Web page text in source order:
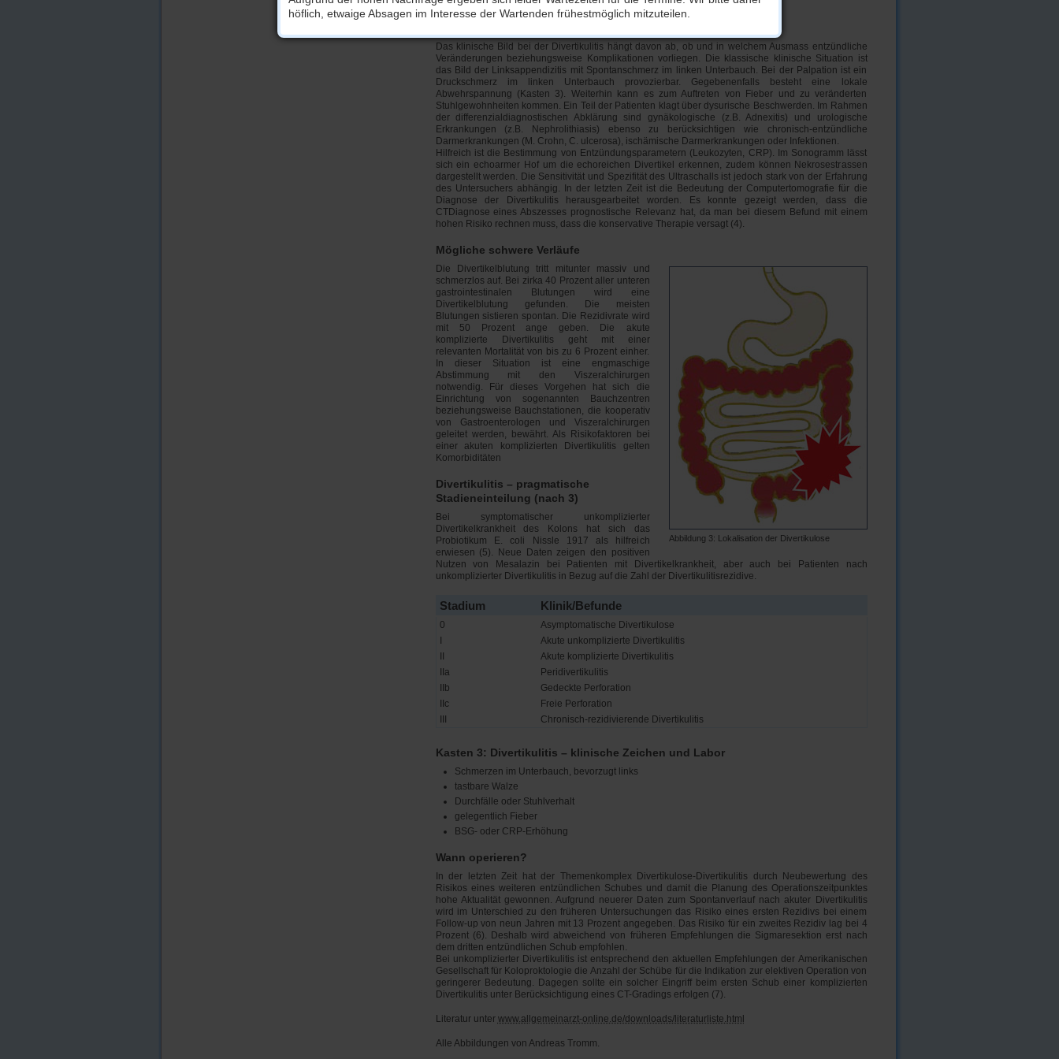
Das klinische Bild bei der Divertikulitis hängt davon ab, ob und in welchem Ausmass entzündliche
Veränderungen beziehungsweise Komplikationen vorliegen. Die klassische klinische Situation ist
das Bild der Linksappendizitis mit Spontanschmerz im linken Unterbauch. Bei der Palpation ist ein
Druckschmerz im linken Unterbauch provozierbar. Gegebenenfalls besteht eine lokale
Abwehrspannung (Kasten 3). Weiterhin kann es zum Auftreten von Fieber und zu veränderten
Stuhlgewohnheiten kommen. Ein Teil der Patienten klagt über dysurische Beschwerden. Im Rahmen
der differenzialdiagnostischen Abklärung sind gynäkologische (z.B. Adnexitis) und urologische
Erkrankungen (z.B. Nephrolithiasis) ebenso zu berücksichtigen wie chronisch-entzündliche
Darmerkrankungen (M. Crohn, C. ulcerosa), ischämische Darmerkrankungen oder Infektionen.
Hilfreich ist die Bestimmung von Entzündungsparametern (Leukozyten, CRP). Im Sonogramm lässt
sich ein echoarmer Hof um die echoreichen Divertikel erkennen, zudem können Nekrosestrassen
dargestellt werden. Die Sensitivität und Spezifität des Ultraschalls ist jedoch stark von der Erfahrung
des Untersuchers abhängig. In der letzten Zeit ist die Bedeutung der Computertomografie für die
Diagnose der Divertikulitis herausgearbeitet worden. Es konnte gezeigt werden, dass die
CTDiagnose eines Abszesses prognostische Relevanz hat, da man bei diesem Befund mit einem
hohen Risiko rechnen muss, dass die konservative Therapie versagt (4).
Mögliche schwere Verläufe
Abbildung 3: Lokalisation der Divertikulose
Die Divertikelblutung tritt mitunter massiv und
schmerzlos auf. Bei zirka 40 Prozent aller unteren
gastrointestinalen Blutungen wird eine
Divertikelblutung gefunden. Die meisten
Blutungen sistieren spontan. Die Rezidivrate wird
mit 50 Prozent ange geben. Die akute
komplizierte Divertikulitis geht mit einer
relevanten Mortalität von bis zu 6 Prozent einher.
In dieser Situation ist eine engmaschige
Abstimmung mit den Viszeralchirurgen
notwendig. Für dieses Vorgehen hat sich die
Einrichtung von sogenannten Bauchzentren
beziehungsweise Bauchstationen, die kooperativ
von Gastroenterologen und Viszeralchirurgen
geleitet werden, bewährt. Als Risikofaktoren bei
einer akuten komplizierten Divertikulitis gelten
Komorbiditäten
Divertikulitis – pragmatische
Stadieneinteilung (nach 3)
Bei symptomatischer unkomplizierter
Divertikelkrankheit des Kolons hat sich das
Probiotikum E. coli Nissle 1917 als hilfreich
erwiesen (5). Neue Daten zeigen den positiven
Nutzen von Mesalazin bei Patienten mit Divertikelkrankheit, aber auch bei Patienten nach
unkomplizierter Divertikulitis in Bezug auf die Zahl der Divertikulitisrezidive.
Stadium Klinik/Befunde
0
Asymptomatische Divertikulose
Akute unkomplizierte Divertikulitis
Akute komplizierte Divertikulitis
IIa
Peridivertikulitis
IIb
Gedeckte Perforation
IIc
Freie Perforation
Chronisch-rezidivierende Divertikulitis
Kasten 3: Divertikulitis – klinische Zeichen und Labor
Schmerzen im Unterbauch, bevorzugt links
tastbare Walze
Durchfälle oder Stuhlverhalt
gelegentlich Fieber
BSG- oder CRP-Erhöhung
Wann operieren?
In der letzten Zeit hat der Themenkomplex Divertikulose-Divertikulitis durch Neubewertung des
Risikos eines weiteren entzündlichen Schubes und damit die Planung des Operationszeitpunktes
hohe Aktualität gewonnen. Aufgrund neuerer Daten zum Spontanverlauf nach akuter Divertikulitis
wird im Unterschied zu den früheren Untersuchungen das Risiko eines ersten Rezidivs bei einem
Follow-up von neun Jahren mit 13 Prozent angegeben. Das Risiko für ein zweites Rezidiv lag bei 4
Prozent (6). Deshalb wird abweichend von früheren Empfehlungen die Sigmaresektion erst nach
dem dritten entzündlichen Schub empfohlen.
Bei unkomplizierter Divertikulitis ist entsprechend den aktuellen Empfehlungen der Amerikanischen
Gesellschaft für Koloproktologie die Anzahl der Schübe für die Indikation zur elektiven Operation von
geringerer Bedeutung. Dagegen sollte ein solcher Eingriff beim ersten Schub einer komplizierten
Divertikulitis unter Berücksichtigung eines CT-Gradings erfolgen (7).
Literatur unter www.allgemeinarzt-online.de/downloads/literaturliste.html
Alle Abbildungen von Andreas Tromm.
höflich, etwaige Absagen im Interesse der Wartenden frühestmöglich mitzuteilen.